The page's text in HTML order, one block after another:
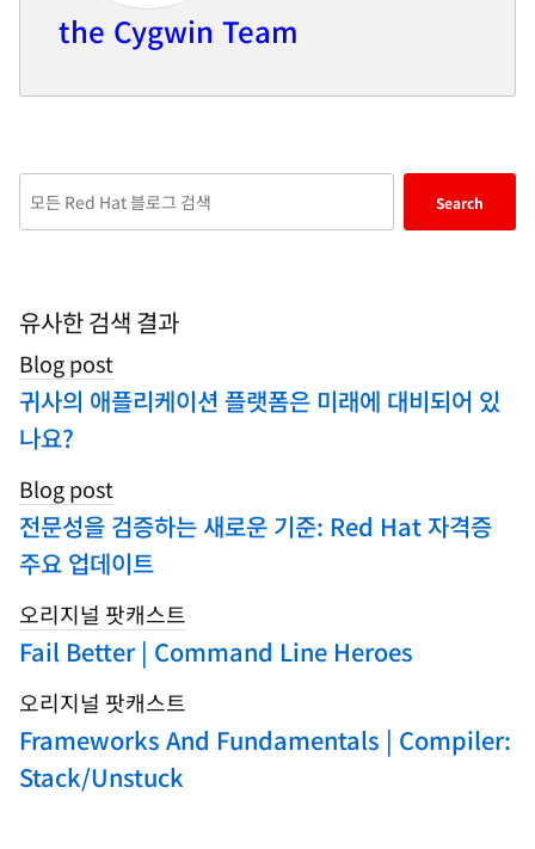
the Cygwin Team
keywords
search
blogs
Search
유사한 검색 결과
Blog post
귀사의 애플리케이션 플랫폼은 미래에 대비되어 있
나요?
Blog post
전문성을 검증하는 새로운 기준: Red Hat 자격증
주요 업데이트
오리지널 팟캐스트
Fail Better | Command Line Heroes
오리지널 팟캐스트
Frameworks And Fundamentals | Compiler:
Stack/Unstuck